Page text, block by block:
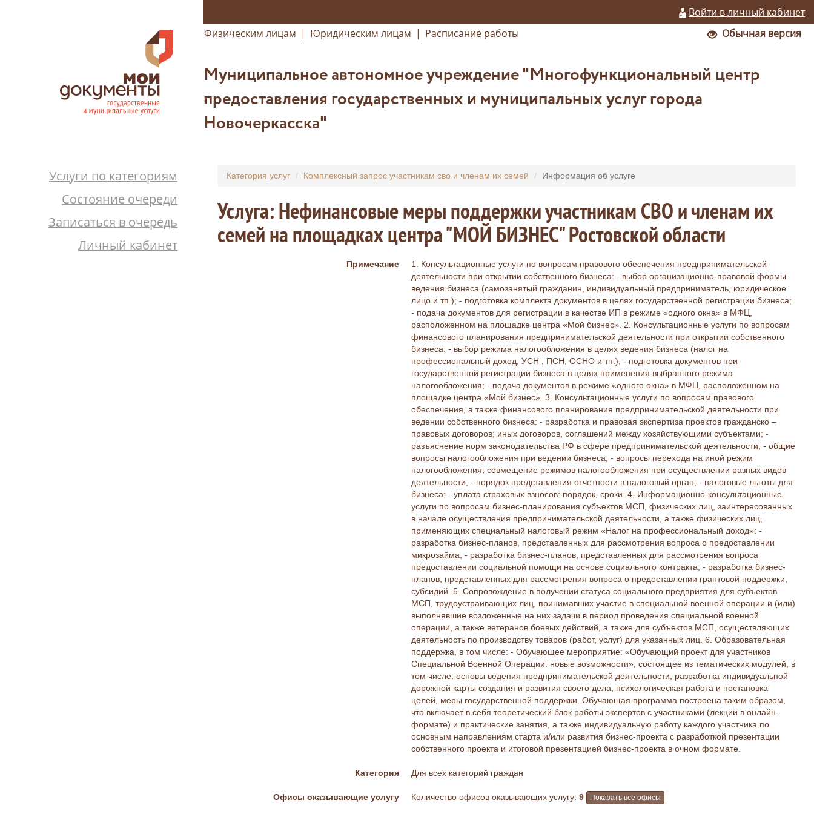
Войти в личный кабинет
Физическим лицам | Юридическим лицам | Расписание работы Обычная версия
Муниципальное автономное учреждение "Многофункциональный центр
предоставления государственных и муниципальных услуг города
Новочеркасска"
Услуги по категориям
Состояние очереди
Записаться в очередь
Личный кабинет
Категория услуг Комплексный запрос участникам сво и членам их семей Информация об услуге
Услуга: Нефинансовые меры поддержки участникам СВО и членам их
семей на площадках центра "МОЙ БИЗНЕС" Ростовской области
Примечание
1. Консультационные услуги по вопросам правового обеспечения предпринимательской
деятельности при открытии собственного бизнеса: - выбор организационно-правовой формы
ведения бизнеса (самозанятый гражданин, индивидуальный предприниматель, юридическое
лицо и тп.); - подготовка комплекта документов в целях государственной регистрации бизнеса;
- подача документов для регистрации в качестве ИП в режиме «одного окна» в МФЦ,
расположенном на площадке центра «Мой бизнес». 2. Консультационные услуги по вопросам
финансового планирования предпринимательской деятельности при открытии собственного
бизнеса: - выбор режима налогообложения в целях ведения бизнеса (налог на
профессиональный доход, УСН , ПСН, ОСНО и тп.); - подготовка документов при
государственной регистрации бизнеса в целях применения выбранного режима
налогообложения; - подача документов в режиме «одного окна» в МФЦ, расположенном на
площадке центра «Мой бизнес». 3. Консультационные услуги по вопросам правового
обеспечения, а также финансового планирования предпринимательской деятельности при
ведении собственного бизнеса: - разработка и правовая экспертиза проектов гражданско –
правовых договоров; иных договоров, соглашений между хозяйствующими субъектами; -
разъяснение норм законодательства РФ в сфере предпринимательской деятельности; - общие
вопросы налогообложения при ведении бизнеса; - вопросы перехода на иной режим
налогообложения; совмещение режимов налогообложения при осуществлении разных видов
деятельности; - порядок представления отчетности в налоговый орган; - налоговые льготы для
бизнеса; - уплата страховых взносов: порядок, сроки. 4. Информационно-консультационные
услуги по вопросам бизнес-планирования субъектов МСП, физических лиц, заинтересованных
в начале осуществления предпринимательской деятельности, а также физических лиц,
применяющих специальный налоговый режим «Налог на профессиональный доход»: -
разработка бизнес-планов, представленных для рассмотрения вопроса о предоставлении
микрозайма; - разработка бизнес-планов, представленных для рассмотрения вопроса
предоставлении социальной помощи на основе социального контракта; - разработка бизнес-
планов, представленных для рассмотрения вопроса о предоставлении грантовой поддержки,
субсидий. 5. Сопровождение в получении статуса социального предприятия для субъектов
МСП, трудоустраивающих лиц, принимавших участие в специальной военной операции и (или)
выполнявшие возложенные на них задачи в период проведения специальной военной
операции, а также ветеранов боевых действий, а также для субъектов МСП, осуществляющих
деятельность по производству товаров (работ, услуг) для указанных лиц. 6. Образовательная
поддержка, в том числе: - Обучающее мероприятие: «Обучающий проект для участников
Специальной Военной Операции: новые возможности», состоящее из тематических модулей, в
том числе: основы ведения предпринимательской деятельности, разработка индивидуальной
дорожной карты создания и развития своего дела, психологическая работа и постановка
целей, меры государственной поддержки. Обучающая программа построена таким образом,
что включает в себя теоретический блок работы экспертов с участниками (лекции в онлайн-
формате) и практические занятия, а также индивидуальную работу каждого участника по
основным направлениям старта и/или развития бизнес-проекта с разработкой презентации
собственного проекта и итоговой презентацией бизнес-проекта в очном формате.
Категория Для всех категорий граждан
Офисы оказывающие услугу Количество офисов оказывающих услугу: 9 Показать все офисы